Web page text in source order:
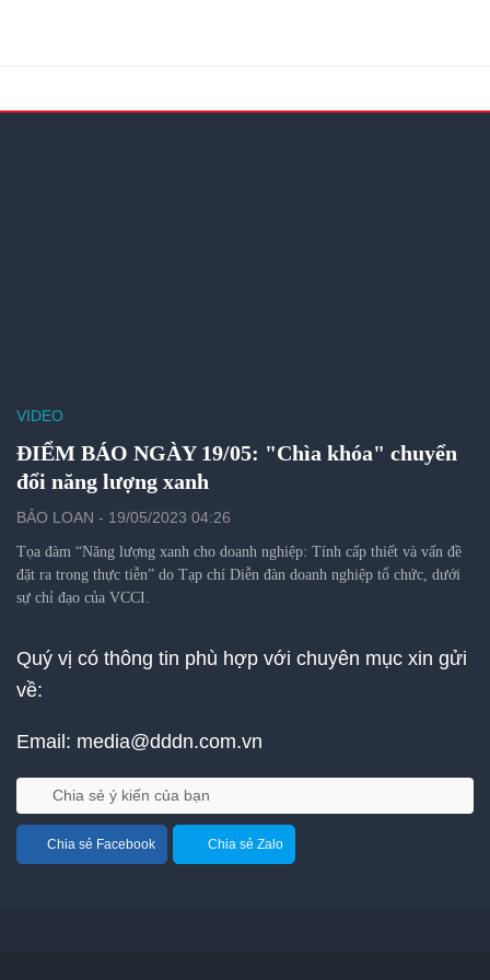
VIDEO
ĐIỂM BÁO NGÀY 19/05: "Chìa khóa" chuyển
đổi năng lượng xanh
BẢO LOAN - 19/05/2023 04:26
Tọa đàm “Năng lượng xanh cho doanh nghiệp: Tính cấp thiết và vấn đề
đặt ra trong thực tiễn” do Tạp chí Diễn đàn doanh nghiệp tổ chức, dưới
sự chỉ đạo của VCCI.
Quý vị có thông tin phù hợp với chuyên mục xin gửi
về:
Email: media@dddn.com.vn
Chia sẻ ý kiến của bạn
Chia sẻ Facebook Chia sẻ Zalo